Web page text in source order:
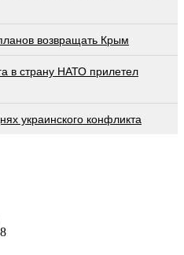
возвращать Крым
в страну НАТО прилетел
украинского конфликта